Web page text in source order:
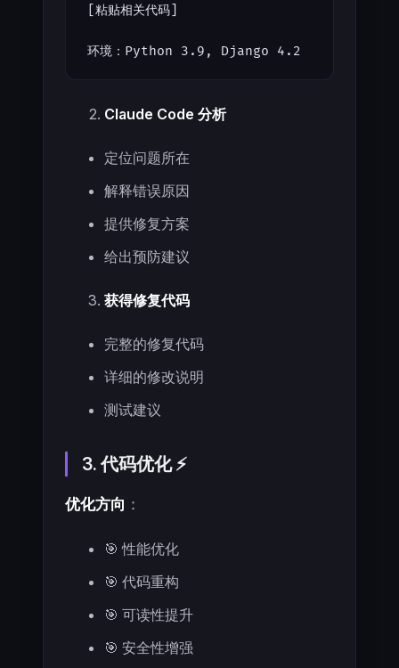
[粘贴相关代码]
环境：Python 3.9, Django 4.2
Claude Code 分析
定位问题所在
解释错误原因
提供修复方案
给出预防建议
获得修复代码
完整的修复代码
详细的修改说明
测试建议
3. 代码优化 ⚡
优化方向 ：
🎯 性能优化
🎯 代码重构
🎯 可读性提升
🎯 安全性增强